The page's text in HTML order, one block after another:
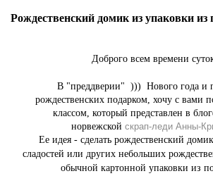
Рождественский домик из упаковки
Доброго всем времени
В "преддверии" ))) Нового года и
рождественских подарком, хочу с вами
классом, который представлен в
норвежской скрап-леди Анны-
Ее идея - сделать рождественский
сладостей или других небольших
обычной картонной упаковки из